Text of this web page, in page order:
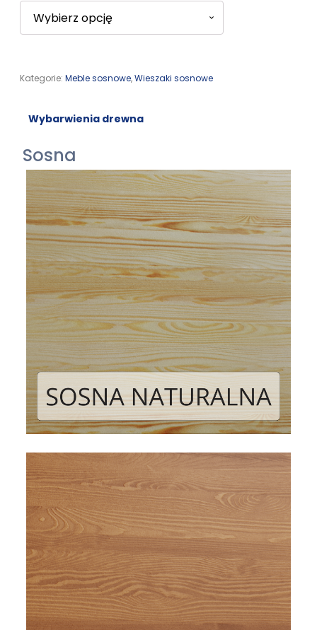
Kategorie: Meble sosnowe,Wieszaki sosnowe
Wybarwienia drewna
Sosna